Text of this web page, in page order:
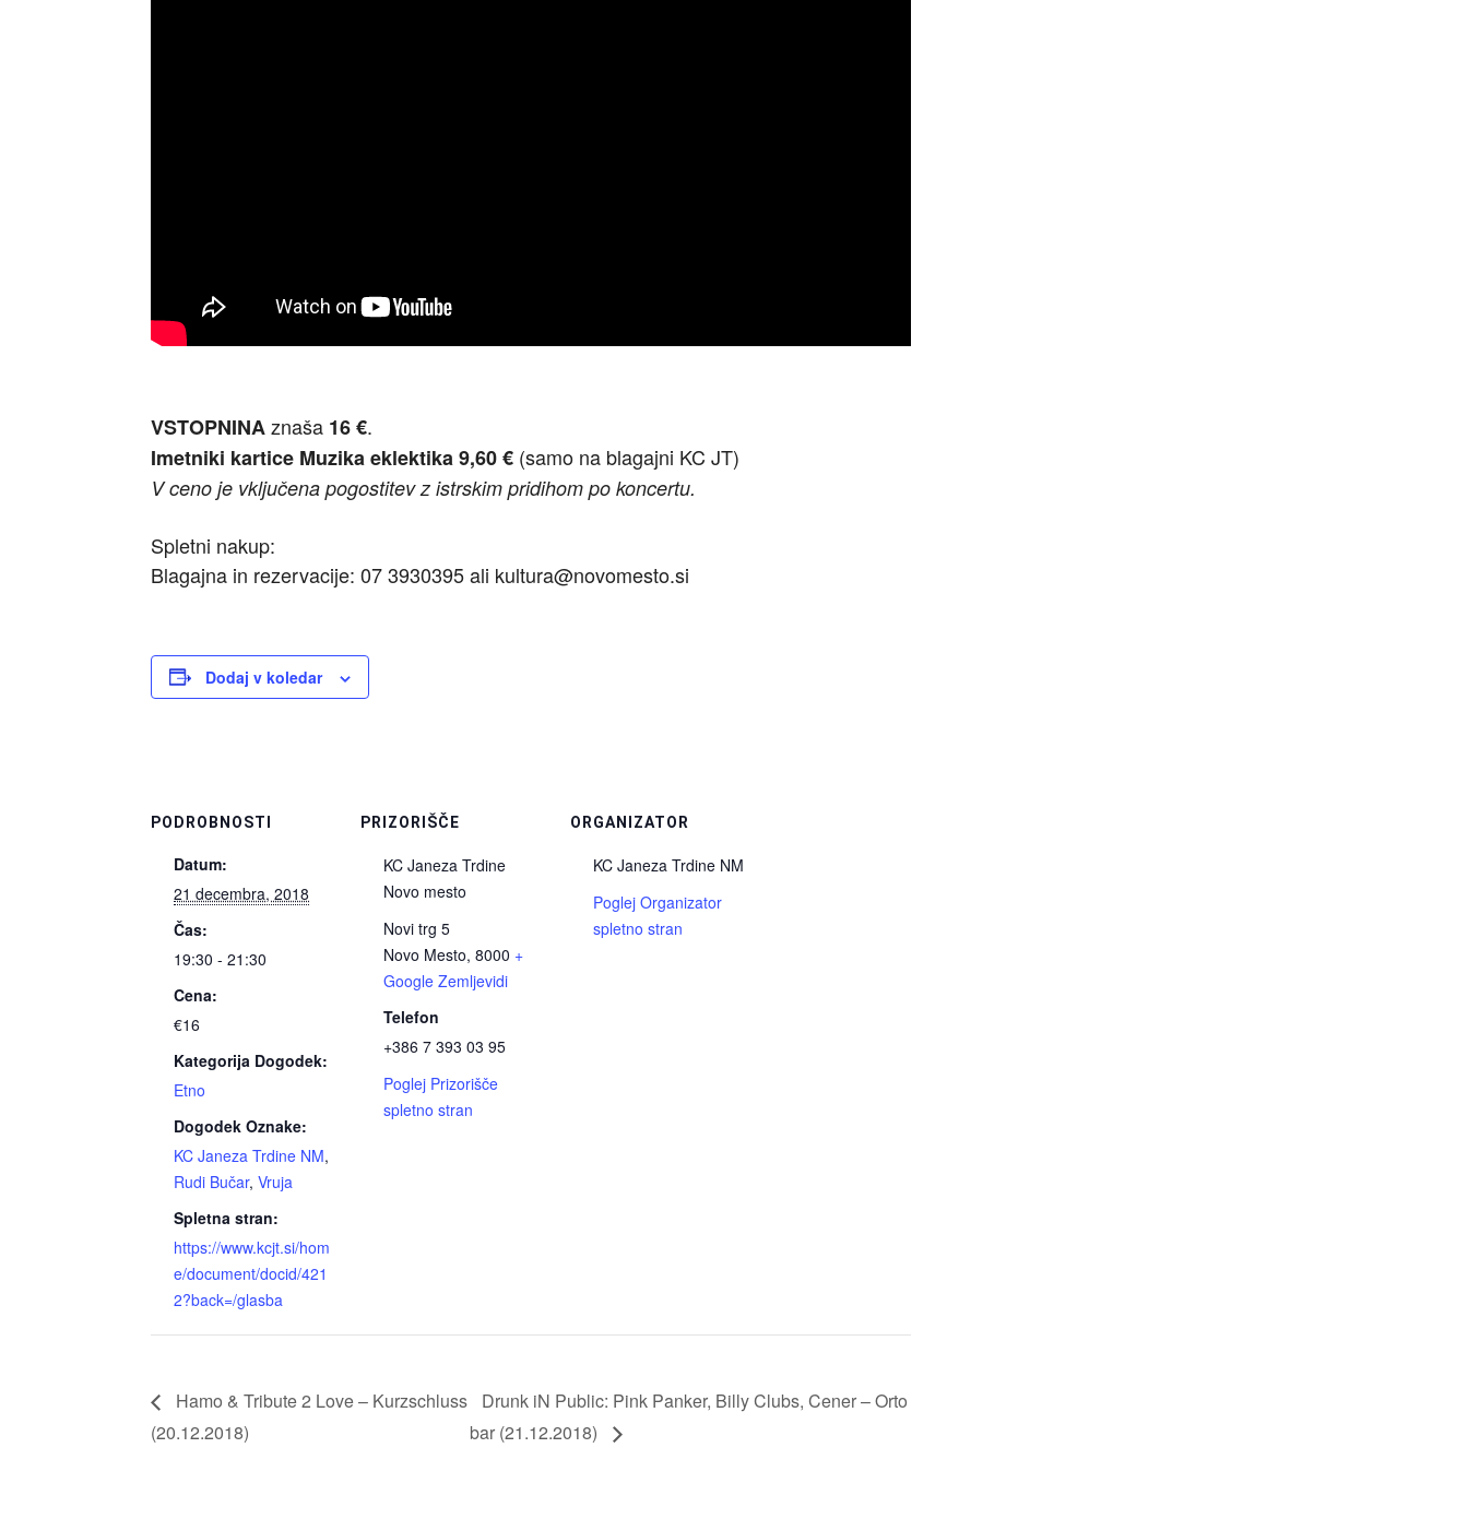
VSTOPNINAznaša 16 €.
Imetniki kartice Muzika eklektika 9,60 € (samo na blagajni KC JT)
V ceno je vključena pogostitev z istrskim pridihom po koncertu.
Spletni nakup:
Blagajna in rezervacije: 07 3930395 ali kultura@novomesto.si
Dodaj v koledar
PODROBNOSTI
Datum:
21 decembra, 2018
Čas:
19:30 - 21:30
Cena:
€16
Kategorija Dogodek:
Etno
Dogodek Oznake:
KC Janeza Trdine NM,
Rudi Bučar, Vruja
Spletna stran:
https://www.kcjt.si/hom
e/document/docid/421
2?back=/glasba
PRIZORIŠČE
KC Janeza Trdine
Novo mesto
Novi trg 5
Novo Mesto, 8000 +
Google Zemljevidi
Telefon
+386 7 393 03 95
Poglej Prizorišče
spletno stran
ORGANIZATOR
KC Janeza Trdine NM
Poglej Organizator
spletno stran
Hamo & Tribute 2 Love – Kurzschluss
(20.12.2018)
Drunk iN Public: Pink Panker, Billy Clubs, Cener – Orto
bar (21.12.2018)